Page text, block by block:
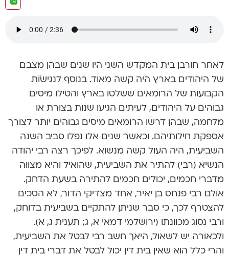
לאחר חורבן בית המקדש השני היו שנים שבהן מצבם
של היהודים בארץ היה קשה מאוד. בנוסף לנגישׂוֹת
הקבועות של הרומאים ששלטו בארץ והטילו מיסים
גבוהים על היהודים, לעיתים הגיעו שנות בצורת או
מלחמה, שבהן דרשו הרומאים מיסים גבוהים יותר לצורך
אספקת חילותיהם. וכאשר שנים אלו נפלו סביב השנה
השביעית, היה העול קשה מנשוא. לפיכך רצה רבי יהודה
הנשיא (רבי) להתיר את השביעית, שהואיל והיא מצווה
מדברי חכמים, יכולים חכמים להתירה בשעת הדחק.
אולם רבי פנחס בן יאיר, אחד מצדיקי הדור, לא הסכים
להצטרף לכך, כי סבר שניתן להתקיים בשביעית בדוחק,
ורבי נסוג מכוונתו (ירושלמי דמאי א, ג; תענית ג, א).
ולכאורה יש לשאול, היאך חשב רבי לבטל את השביעית,
והרי כלל הוא שאין בית דין יכול לבטל את דברי בית דין